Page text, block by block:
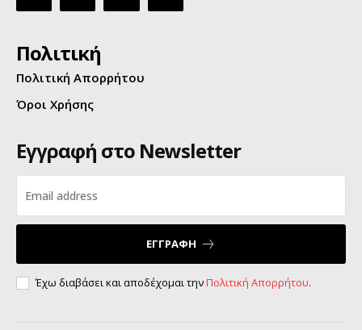
Πολιτική
Πολιτική Απορρήτου
Όροι Χρήσης
Εγγραφή στο Newsletter
ΕΓΓΡΑΦΗ
Έχω διαβάσει και αποδέχομαι τηνΠολιτική Απορρήτου.